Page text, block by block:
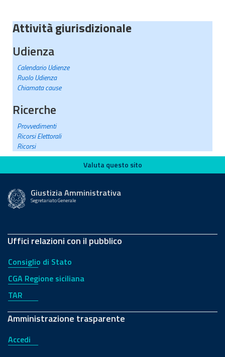
Attività giurisdizionale
Udienza
Calendario Udienze
Ruolo Udienza
Chiamata cause
Ricerche
Provvedimenti
Ricorsi Elettorali
Ricorsi
Valuta questo sito
Valuta questo sito
Giustizia Amministrativa
Segretariato Generale
Uffici relazioni con il pubblico
Consiglio di Stato
CGA Regione siciliana
TAR
Amministrazione trasparente
Accedi